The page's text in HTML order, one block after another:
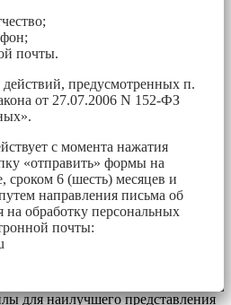
почты.
предусмотренных п.
от 27.07.2006 N 152-ФЗ
с момента нажатия
«отправить» формы на
сроком 6 (шесть) месяцев и
направления письма об
на обработку персональных
почты:
для наилучшего представления